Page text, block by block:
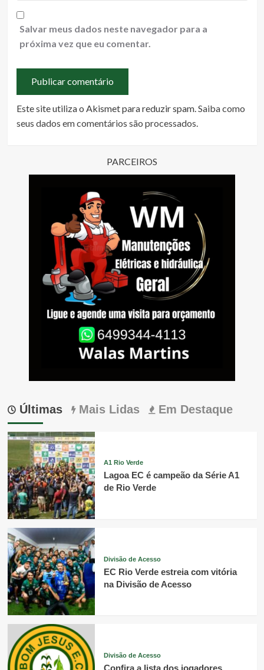
Salvar meus dados neste navegador para a
próxima vez que eu comentar.
Este site utiliza o Akismet para reduzir spam.Saiba como
seus dados em comentários são processados.
PARCEIROS
Últimas Mais Lidas Em Destaque
A1 Rio Verde
Lagoa EC é campeão da Série A1
de Rio Verde
Divisão de Acesso
EC Rio Verde estreia com vitória
na Divisão de Acesso
Divisão de Acesso
Confira a lista dos jogadores